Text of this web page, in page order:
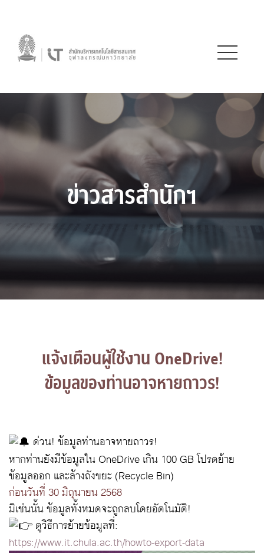
ข่าวสารสำนักฯ
แจ้งเตือนผู้ใช้งาน OneDrive!
ข้อมูลของท่านอาจหายถาวร!
ด่วน! ข้อมูลท่านอาจหายถาวร!
หากท่านยังมีข้อมูลใน OneDrive เกิน 100 GB โปรดย้าย
ข้อมูลออก และล้างถังขยะ (Recycle Bin)
ก่อนวันที่ 30 มิถุนายน 2568
มิเช่นนั้น ข้อมูลทั้งหมดจะถูกลบโดยอัตโนมัติ!
ดูวิธีการย้ายข้อมูลที่:
https://www.it.chula.ac.th/howto-export-data